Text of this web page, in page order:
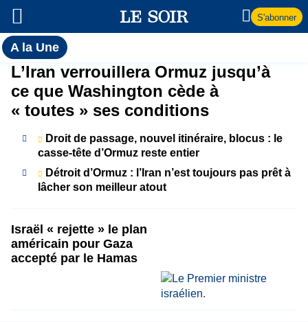
S'abonner
A la UneToutes
l'actualité
du Soir
A
la
Une
L’Iran verrouillera Ormuz jusqu’à
ce que Washington cède à
« toutes » ses conditions
Droit de passage, nouvel itinéraire, blocus : le
casse-tête d’Ormuz reste entier
Détroit d’Ormuz : l’Iran n’est toujours pas prêt à
lâcher son meilleur atout
Israël « rejette » le plan
américain pour Gaza
accepté par le Hamas